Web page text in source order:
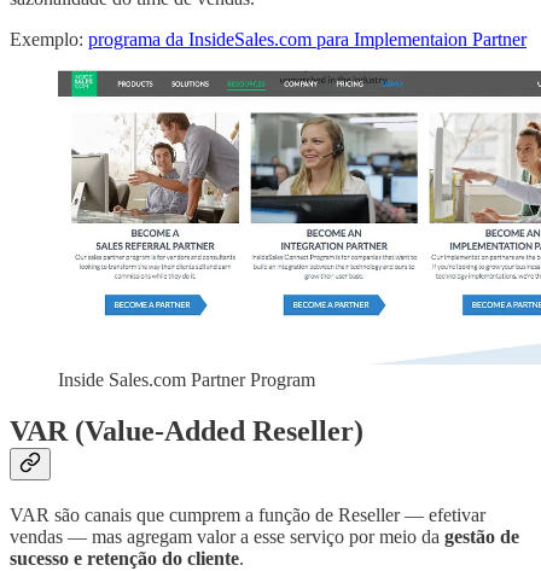
Exemplo: programa da InsideSales.com para Implementaion Partner
Inside Sales.com Partner Program
VAR (Value-Added Reseller)
VAR são canais que cumprem a função de Reseller — efetivar
vendas — mas agregam valor a esse serviço por meio da gestão de
sucesso e retenção do cliente.